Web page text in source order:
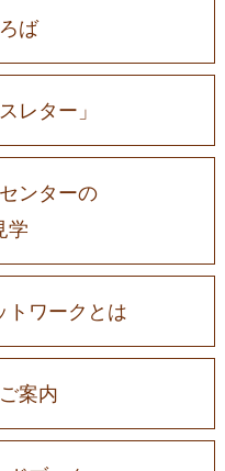
ば
レター」
ンターの
学
トワークとは
案内